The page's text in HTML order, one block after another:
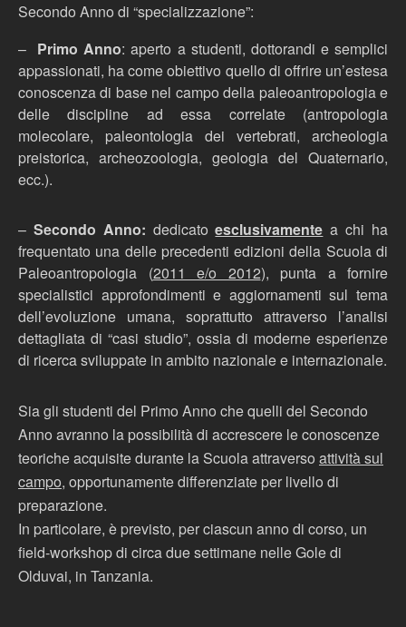
Secondo Anno di “specializzazione”:
– Primo Anno: aperto a studenti, dottorandi e semplici
appassionati, ha come obiettivo quello di offrire un’estesa
conoscenza di base nel campo della paleoantropologia e
delle discipline ad essa correlate (antropologia
molecolare, paleontologia dei vertebrati, archeologia
preistorica, archeozoologia, geologia del Quaternario,
ecc.).
– Secondo Anno: dedicatoesclusivamente a chi ha
frequentato una delle precedenti edizioni della Scuola di
Paleoantropologia (2011 e/o 2012), punta a fornire
specialistici approfondimenti e aggiornamenti sul tema
dell’evoluzione umana, soprattutto attraverso l’analisi
dettagliata di “casi studio”, ossia di moderne esperienze
di ricerca sviluppate in ambito nazionale e internazionale.
Sia gli studenti del Primo Anno che quelli del Secondo
Anno avranno la possibilità di accrescere le conoscenze
teoriche acquisite durante la Scuola attraverso attività sul
campo, opportunamente differenziate per livello di
preparazione.
In particolare, è previsto, per ciascun anno di corso, un
field-workshop di circa due settimane nelle Gole di
Olduvai, in Tanzania.